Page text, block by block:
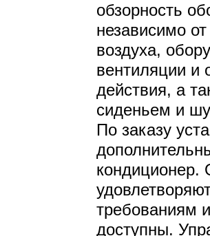
обзорность
независимо
воздуха,
вентиляции и
действия, а
сиденьем и
По заказу
кондиционер.
требованиям
доступны.